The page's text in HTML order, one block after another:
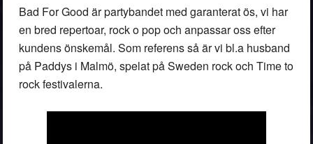
Bad For Good är partybandet med garanterat ös, vi har
en bred repertoar, rock o pop och anpassar oss efter
kundens önskemål. Som referens så är vi bl.a husband
på Paddys i Malmö, spelat på Sweden rock och Time to
rock festivalerna.